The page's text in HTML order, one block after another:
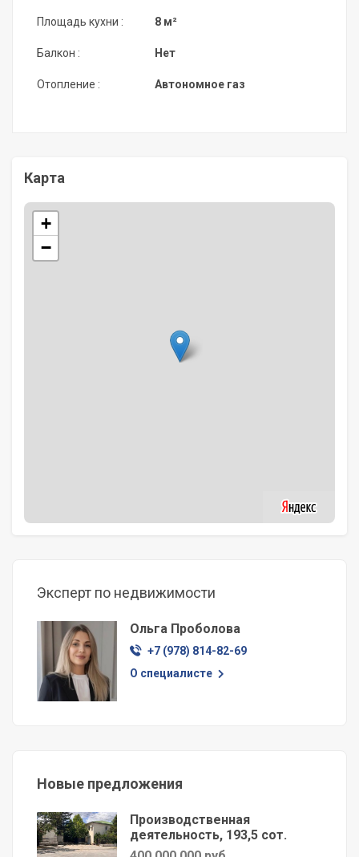
Площадь кухни :
Балкон :
Отопление :
8 м²
Нет
Автономное газ
Карта
+
−
Эксперт по недвижимости
Ольга Проболова
+7 (978) 814-82-69
О специалисте
Новые предложения
Производственная
деятельность, 193,5 сот.